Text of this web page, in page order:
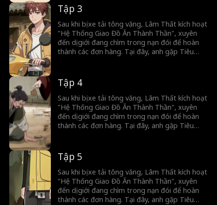
bắt đầu hành trình qua lại hai giới.
Tập 3
Sau khi bị xe tải tông văng, Lâm Thất kích hoạt
"Hệ Thống Giao Đồ Ăn Thành Thần", xuyên
đến dị giới đang chìm trong nạn đói để hoàn
thành các đơn hàng. Tại đây, anh gặp Tiêu
bắt đầu hành trình qua lại hai giới.
Tập 4
Sau khi bị xe tải tông văng, Lâm Thất kích hoạt
"Hệ Thống Giao Đồ Ăn Thành Thần", xuyên
đến dị giới đang chìm trong nạn đói để hoàn
thành các đơn hàng. Tại đây, anh gặp Tiêu
bắt đầu hành trình qua lại hai giới.
Tập 5
Sau khi bị xe tải tông văng, Lâm Thất kích hoạt
"Hệ Thống Giao Đồ Ăn Thành Thần", xuyên
đến dị giới đang chìm trong nạn đói để hoàn
thành các đơn hàng. Tại đây, anh gặp Tiêu